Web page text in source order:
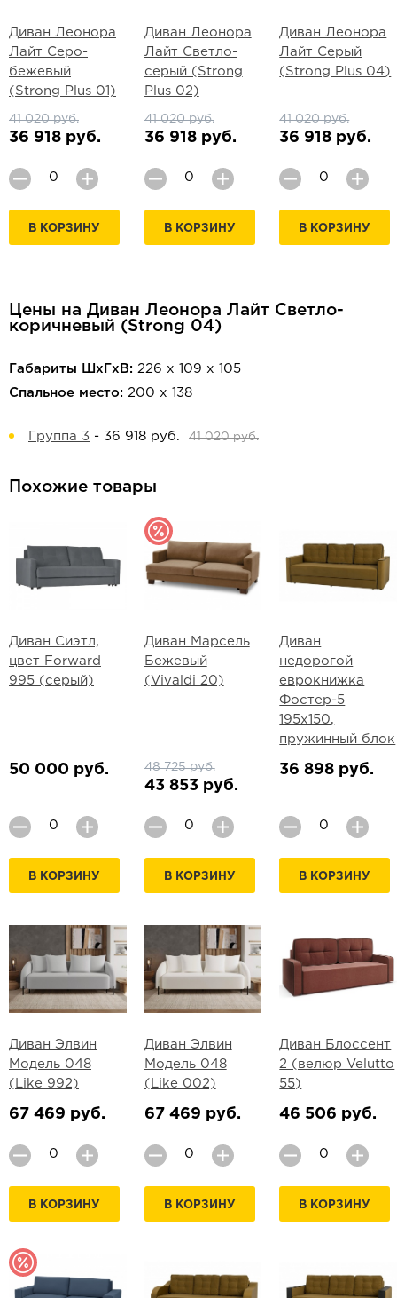
Диван Леонора
Лайт Серо-
бежевый
(Strong Plus 01)
41 020 руб.
36 918 руб.
В КОРЗИНУ
Диван Леонора
Лайт Светло-
серый (Strong
Plus 02)
41 020 руб.
36 918 руб.
В КОРЗИНУ
Диван Леонора
Лайт Серый
(Strong Plus 04)
41 020 руб.
36 918 руб.
В КОРЗИНУ
Цены на Диван Леонора Лайт Светло-
коричневый (Strong 04)
Габариты ШхГхВ: 226 х 109 х 105
Спальное место: 200 х 138
Группа 3 - 36 918 руб. 41 020 руб.
Похожие товары
Диван Сиэтл,
цвет Forward
995 (серый)
50 000 руб.
В КОРЗИНУ
Диван Марсель
Бежевый
(Vivaldi 20)
48 725 руб.
43 853 руб.
В КОРЗИНУ
Диван
недорогой
еврокнижка
Фостер-5
195х150,
пружинный блок
36 898 руб.
В КОРЗИНУ
Диван Элвин
Модель 048
(Like 992)
67 469 руб.
В КОРЗИНУ
Диван Элвин
Модель 048
(Like 002)
67 469 руб.
В КОРЗИНУ
Диван Блоссент
2 (велюр Velutto
55)
46 506 руб.
В КОРЗИНУ